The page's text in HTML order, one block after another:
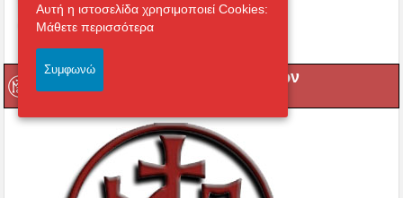
Μετάδοση Ακολουθιών
Αυτή η ιστοσελίδα χρησιμοποιεί Cookies:
Μάθετε περισσότερα
Συμφωνώ